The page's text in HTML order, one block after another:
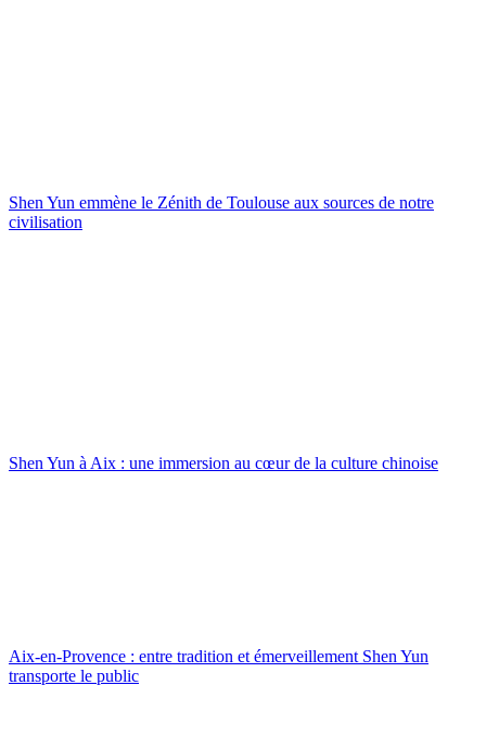
Shen Yun emmène le Zénith de Toulouse aux sources de notre
civilisation
Shen Yun à Aix : une immersion au cœur de la culture chinoise
Aix-en-Provence : entre tradition et émerveillement Shen Yun
transporte le public